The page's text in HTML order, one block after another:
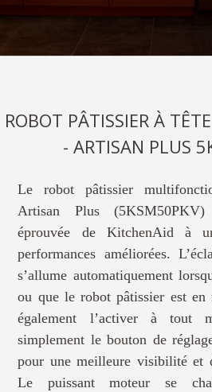
ROBOT PÂTISSIER À
- ARTISAN PLUS
Le robot pâtissier
Artisan Plus
éprouvée de KitchenAid à
performances améliorées.
s’allume automatiquement
ou que le robot pâtissier est en
également l’activer à tout
simplement le bouton de
pour une meilleure visibilité et
Le puissant moteur se